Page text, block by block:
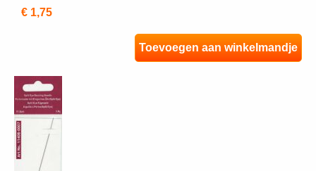
€ 1,75
Toevoegen aan winkelmandje